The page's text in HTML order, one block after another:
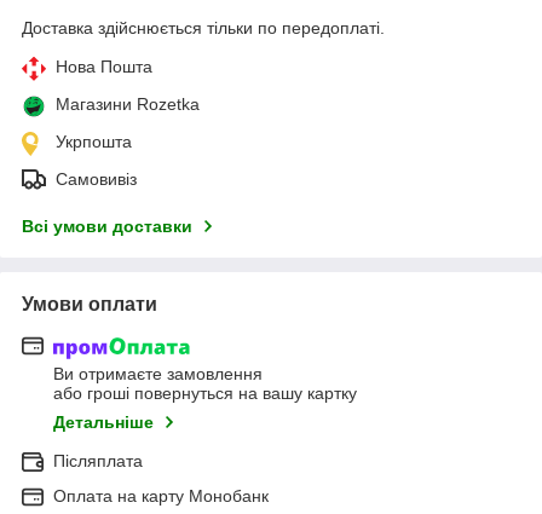
Доставка здійснюється тільки по передоплаті.
Нова Пошта
Магазини Rozetka
Укрпошта
Самовивіз
Всі умови доставки
Умови оплати
Ви отримаєте замовлення
або гроші повернуться на вашу картку
Детальніше
Післяплата
Оплата на карту Монобанк